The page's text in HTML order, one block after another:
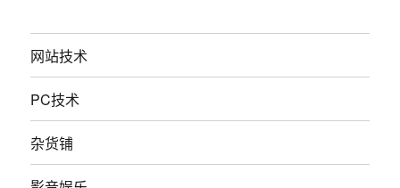
网站技术
PC技术
杂货铺